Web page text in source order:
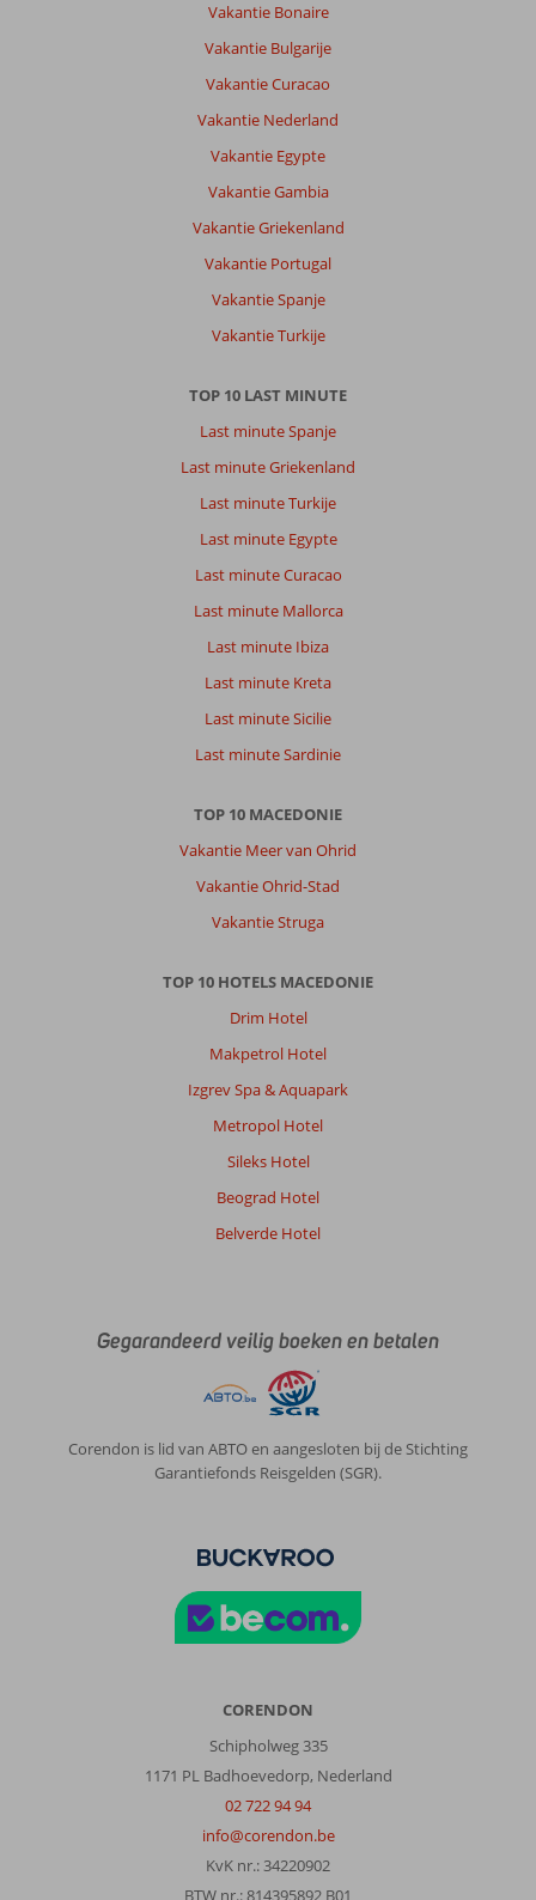
Vakantie Bonaire
Vakantie Bulgarije
Vakantie Curacao
Vakantie Nederland
Vakantie Egypte
Vakantie Gambia
Vakantie Griekenland
Vakantie Portugal
Vakantie Spanje
Vakantie Turkije
TOP 10 LAST MINUTE
Last minute Spanje
Last minute Griekenland
Last minute Turkije
Last minute Egypte
Last minute Curacao
Last minute Mallorca
Last minute Ibiza
Last minute Kreta
Last minute Sicilie
Last minute Sardinie
TOP 10 MACEDONIE
Vakantie Meer van Ohrid
Vakantie Ohrid-Stad
Vakantie Struga
TOP 10 HOTELS MACEDONIE
Drim Hotel
Makpetrol Hotel
Izgrev Spa & Aquapark
Metropol Hotel
Sileks Hotel
Beograd Hotel
Belverde Hotel
Gegarandeerd veilig boeken en betalen
Corendon is lid van ABTO en aangesloten bij de Stichting
Garantiefonds Reisgelden (SGR).
CORENDON
Schipholweg 335
1171 PL Badhoevedorp, Nederland
02 722 94 94
info@corendon.be
KvK nr.: 34220902
BTW nr.: 814395892 B01